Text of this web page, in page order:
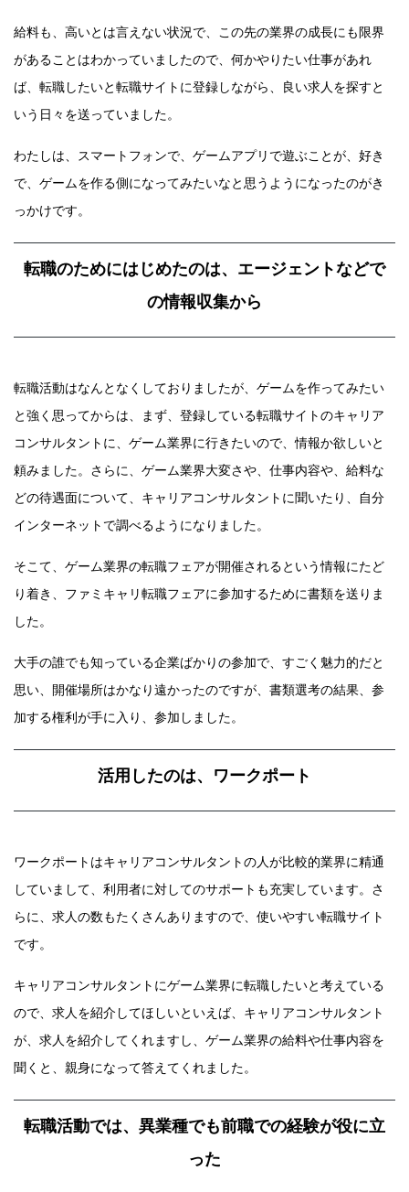
給料も、高いとは言えない状況で、この先の業界の成長にも限界
があることはわかっていましたので、何かやりたい仕事があれ
ば、転職したいと転職サイトに登録しながら、良い求人を探すと
いう日々を送っていました。
わたしは、スマートフォンで、ゲームアプリで遊ぶことが、好き
で、ゲームを作る側になってみたいなと思うようになったのがき
っかけです。
転職のためにはじめたのは、エージェントなどで
の情報収集から
転職活動はなんとなくしておりましたが、ゲームを作ってみたい
と強く思ってからは、まず、登録している転職サイトのキャリア
コンサルタントに、ゲーム業界に行きたいので、情報か欲しいと
頼みました。さらに、ゲーム業界大変さや、仕事内容や、給料な
どの待遇面について、キャリアコンサルタントに聞いたり、自分
インターネットで調べるようになりました。
そこて、ゲーム業界の転職フェアが開催されるという情報にたど
り着き、ファミキャリ転職フェアに参加するために書類を送りま
した。
大手の誰でも知っている企業ばかりの参加で、すごく魅力的だと
思い、開催場所はかなり遠かったのですが、書類選考の結果、参
加する権利が手に入り、参加しました。
活用したのは、ワークポート
ワークポートはキャリアコンサルタントの人が比較的業界に精通
していまして、利用者に対してのサポートも充実しています。さ
らに、求人の数もたくさんありますので、使いやすい転職サイト
です。
キャリアコンサルタントにゲーム業界に転職したいと考えている
ので、求人を紹介してほしいといえば、キャリアコンサルタント
が、求人を紹介してくれますし、ゲーム業界の給料や仕事内容を
聞くと、親身になって答えてくれました。
転職活動では、異業種でも前職での経験が役に立
った